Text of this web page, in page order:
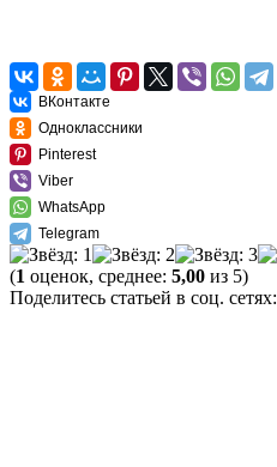
ВКонтакте
Одноклассники
Pinterest
Viber
WhatsApp
Telegram
(1 оценок, среднее: 5,00 из 5)
Поделитесь статьей в соц. сетях: